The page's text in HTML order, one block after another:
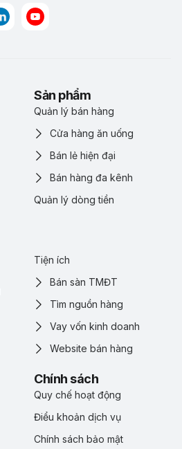
Sản phẩm
Quản lý bán hàng
Cửa hàng ăn uống
Bán lẻ hiện đại
Bán hàng đa kênh
Quản lý dòng tiền
Tiện ích
Bán sàn TMĐT
Tìm nguồn hàng
Vay vốn kinh doanh
Website bán hàng
Chính sách
Quy chế hoạt động
Điểu khoản dịch vụ
Chính sách bảo mật